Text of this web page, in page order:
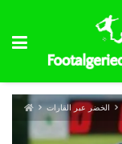
الخضر عبر القارات